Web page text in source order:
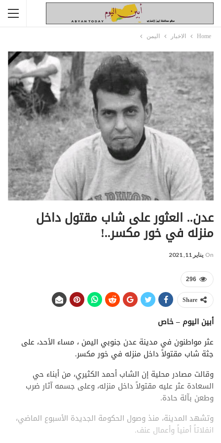
Home الاخبار اليمن
عدن.. العثور على شاب مقتول داخل
منزله في خور مكسر..!
On يناير 11, 2021
296
Share
أبين اليوم – خاص
عثر مواطنون في مدينة عدن جنوبي اليمن ، مساء الأحد، على
جثة شاب مقتولاً داخل منزله في خور مكسر.
وقالت مصادر محلية إن الشاب أحمد الكثيري، من أبناء حي
السعادة عثر عليه مقتولاً داخل منزله، وعلى جسمه آثار ضرب
وطعن بآلة حادة.
وتشهد المدينة، منذ وصول الحكومة الجديدة الأسبوع الماضي،
انفلاتاً أمنياً وأعمال عنف.